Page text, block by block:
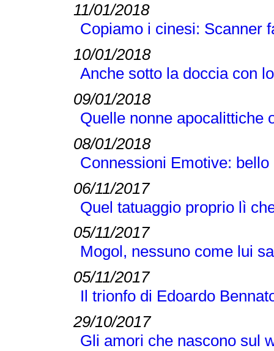
11/01/2018
Copiamo i cinesi: Scanner
10/01/2018
Anche sotto la doccia con
09/01/2018
Quelle nonne apocalittiche
08/01/2018
Connessioni Emotive:
06/11/2017
Quel tatuaggio proprio lì
05/11/2017
Mogol, nessuno come lui
05/11/2017
Il trionfo di Edoardo
29/10/2017
Gli amori che nascono sul